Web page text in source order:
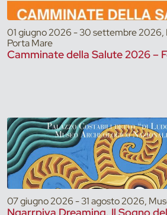
01 giugno 2026 - 30 settembre 2026,
Porta Mare
Camminate della Salute 2026 –
07 giugno 2026 - 31 agosto 2026,